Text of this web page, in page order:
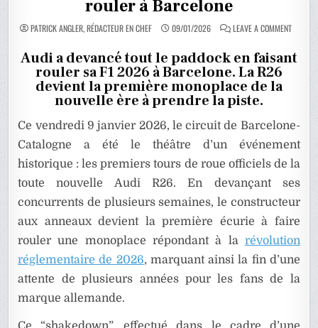
rouler à Barcelone
PATRICK ANGLER, RÉDACTEUR EN CHEF 09/01/2026 LEAVE A COMMENTON
VIDÉO
L’AUDI
Audi a devancé tout le paddock en faisant
rouler sa F1 2026 à Barcelone. La R26
devient la première monoplace de la
nouvelle ère à prendre la piste.
Ce vendredi 9 janvier 2026, le circuit de Barcelone-
Catalogne a été le théâtre d’un événement
historique : les premiers tours de roue officiels de la
toute nouvelle Audi R26. En devançant ses
concurrents de plusieurs semaines, le constructeur
aux anneaux devient la première écurie à faire
rouler une monoplace répondant à la révolution
réglementaire de 2026, marquant ainsi la fin d’une
attente de plusieurs années pour les fans de la
marque allemande.